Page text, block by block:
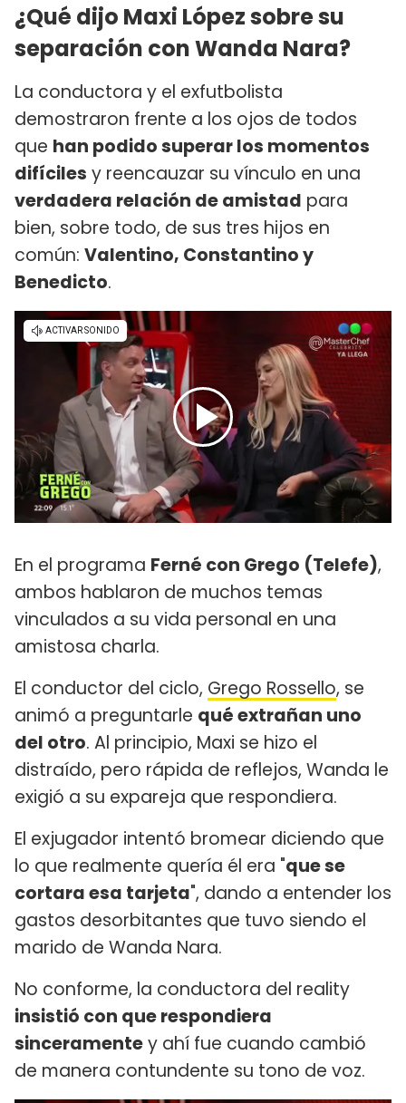
¿Qué dijo Maxi López sobre su
separación con Wanda Nara?
La conductora y el exfutbolista
demostraron frente a los ojos de todos
que han podido superar los momentos
difíciles y reencauzar su vínculo en una
verdadera relación de amistad para
bien, sobre todo, de sus tres hijos en
común: Valentino, Constantino y
Benedicto.
En el programa Ferné con Grego (Telefe),
ambos hablaron de muchos temas
vinculados a su vida personal en una
amistosa charla.
El conductor del ciclo, Grego Rossello, se
animó a preguntarle qué extrañan uno
del otro. Al principio, Maxi se hizo el
distraído, pero rápida de reflejos, Wanda le
exigió a su expareja que respondiera.
El exjugador intentó bromear diciendo que
lo que realmente quería él era "que se
cortara esa tarjeta", dando a entender los
gastos desorbitantes que tuvo siendo el
marido de Wanda Nara.
No conforme, la conductora del reality
insistió con que respondiera
sinceramentey ahí fue cuando cambió
de manera contundente su tono de voz.